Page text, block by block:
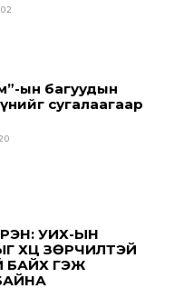
ын багуудын
сугалаагаар
УИХ-ЫН
ҮХЦ ЗӨРЧИЛТЭЙ
БАЙХ ГЭЖ